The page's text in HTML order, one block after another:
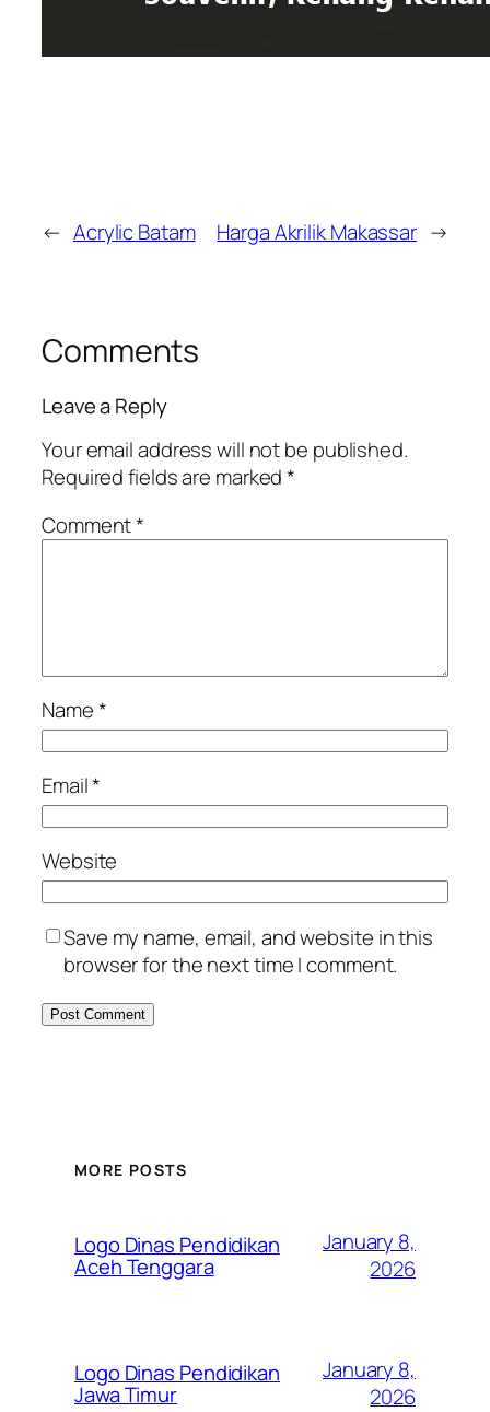
← Acrylic Batam Harga Akrilik Makassar →
Comments
Leave a Reply
Your email address will not be published.
Required fields are marked*
Comment*
Name*
Email*
Website
Save my name, email, and website in this
browser for the next time I comment.
MORE POSTS
Logo Dinas Pendidikan
Aceh Tenggara
January 8,
2026
Logo Dinas Pendidikan
Jawa Timur
January 8,
2026